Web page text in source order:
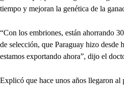
tiempo y mejoran la genética de la
“Con los embriones, están ahorrando
de selección, que Paraguay hizo desde
estamos exportando ahora”, dijo el
Explicó que hace unos años llegaron al